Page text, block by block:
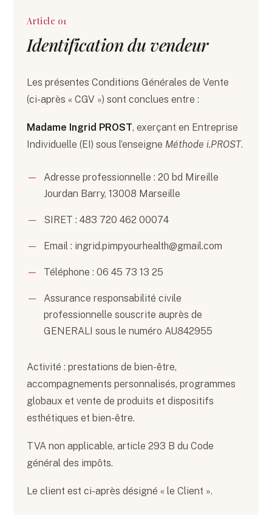
Article 01
Identification du vendeur
Les présentes Conditions Générales de Vente
(ci-après « CGV ») sont conclues entre :
Madame Ingrid PROST, exerçant en Entreprise
Individuelle (EI) sous l’enseigne Méthode i.PROST.
Adresse professionnelle : 20 bd Mireille
Jourdan Barry, 13008 Marseille
SIRET : 483 720 462 00074
Email : ingrid.pimpyourhealth@gmail.com
Téléphone : 06 45 73 13 25
Assurance responsabilité civile
professionnelle souscrite auprès de
GENERALI sous le numéro AU842955
Activité : prestations de bien-être,
accompagnements personnalisés, programmes
globaux et vente de produits et dispositifs
esthétiques et bien-être.
TVA non applicable, article 293 B du Code
général des impôts.
Le client est ci-après désigné « le Client ».